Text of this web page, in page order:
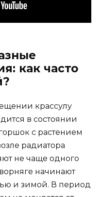
как часто
крассулу
в состоянии
с растением
радиатора
не чаще одного
начинают
и зимой. В период